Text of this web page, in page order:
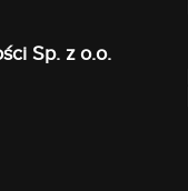
Sp. z o.o.